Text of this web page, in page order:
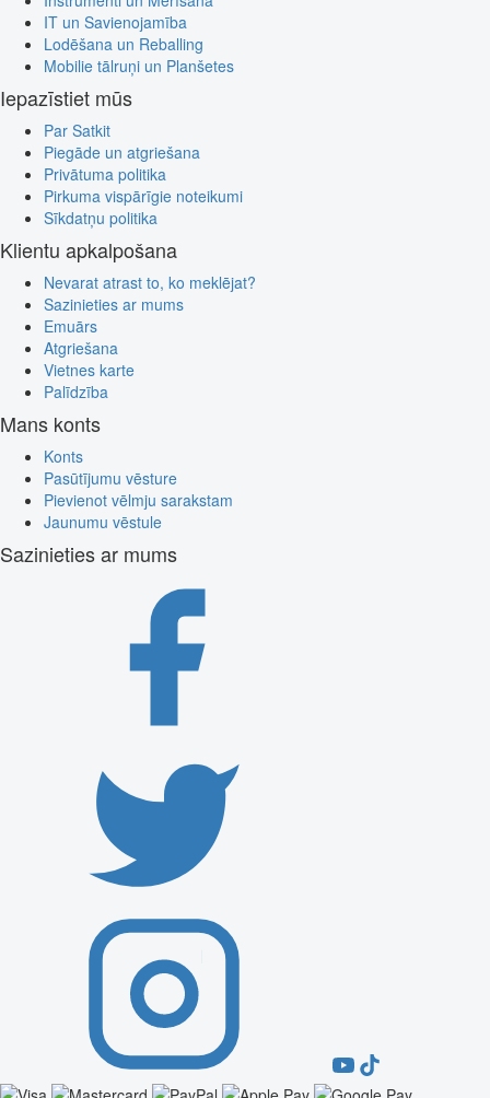
IT un Savienojamība
Lodēšana un Reballing
Mobilie tālruņi un Planšetes
Iepazīstiet mūs
Par Satkit
Piegāde un atgriešana
Privātuma politika
Pirkuma vispārīgie noteikumi
Sīkdatņu politika
Klientu apkalpošana
Nevarat atrast to, ko meklējat?
Sazinieties ar mums
Emuārs
Atgriešana
Vietnes karte
Palīdzība
Mans konts
Konts
Pasūtījumu vēsture
Pievienot vēlmju sarakstam
Jaunumu vēstule
Sazinieties ar mums